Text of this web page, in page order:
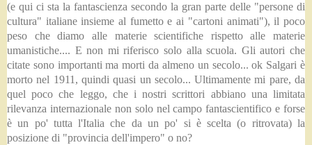
(e qui ci sta la fantascienza secondo la gran parte delle "persone di
cultura" italiane insieme al fumetto e ai "cartoni animati"), il poco
peso che diamo alle materie scientifiche rispetto alle materie
umanistiche.... E non mi riferisco solo alla scuola. Gli autori che
citate sono importanti ma morti da almeno un secolo... ok Salgari è
morto nel 1911, quindi quasi un secolo... Ultimamente mi pare, da
quel poco che leggo, che i nostri scrittori abbiano una limitata
rilevanza internazionale non solo nel campo fantascientifico e forse
è un po' tutta l'Italia che da un po' si è scelta (o ritrovata) la
posizione di "provincia dell'impero" o no?